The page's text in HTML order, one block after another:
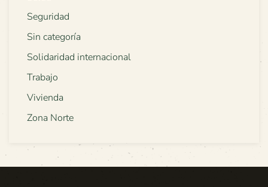
Seguridad
Sin categoría
Solidaridad internacional
Trabajo
Vivienda
Zona Norte